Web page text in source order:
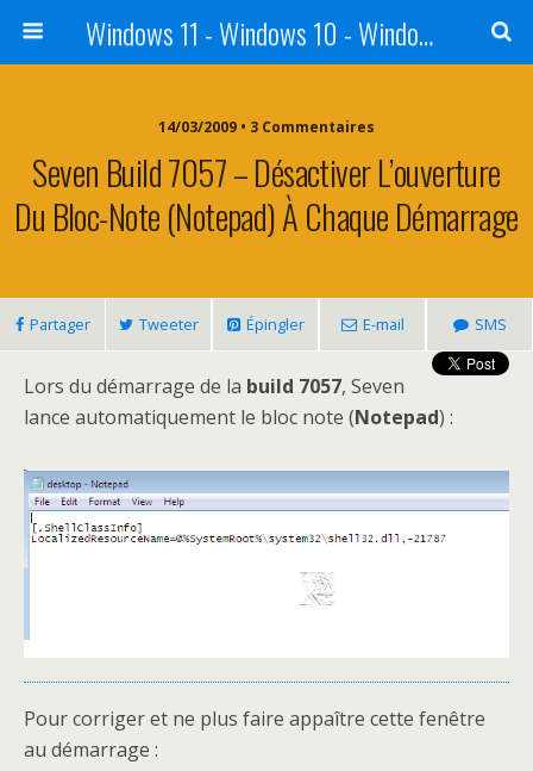
Windows 11 - Windows 10 - Windows 8 - Windows 7 - VISTA
14/03/2009 • 3 Commentaires
Seven Build 7057 – Désactiver L’ouverture
Du Bloc-Note (Notepad) À Chaque Démarrage
Partager Tweeter Épingler E-mail SMS
Lors du démarrage de la build 7057, Seven
lance automatiquement le bloc note (Notepad) :
Pour corriger et ne plus faire appaître cette fenêtre
au démarrage :